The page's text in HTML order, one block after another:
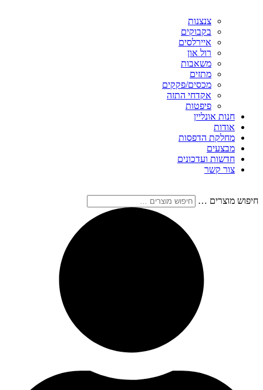
צנצנות
בקבוקים
איירלסים
רול און
משאבות
מתזים
מכסים/פקקים
אקדחי התזה
פיפטות
חנות אונליין
אודות
מחלקת הדפסות
מבצעים
חדשות ועדכונים
צור קשר
חיפוש מוצרים …